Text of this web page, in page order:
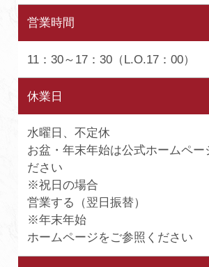
営業時間
11：30～17：30（L.O.17：00）
休業日
水曜日、不定休
お盆・年末年始は公式ホームペー
ださい
※祝日の場合
営業する（翌日振替）
※年末年始
ホームページをご参照ください